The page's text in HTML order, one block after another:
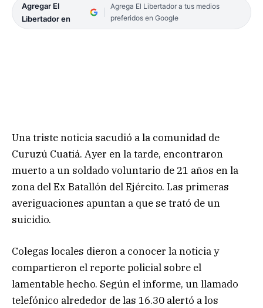
Agregar El
Libertador en
Agrega El Libertador a tus medios
preferidos en Google
Una triste noticia sacudió a la comunidad de
Curuzú Cuatiá. Ayer en la tarde, encontraron
muerto a un soldado voluntario de 21 años en la
zona del Ex Batallón del Ejército. Las primeras
averiguaciones apuntan a que se trató de un
suicidio.
Colegas locales dieron a conocer la noticia y
compartieron el reporte policial sobre el
lamentable hecho. Según el informe, un llamado
telefónico alrededor de las 16.30 alertó a los